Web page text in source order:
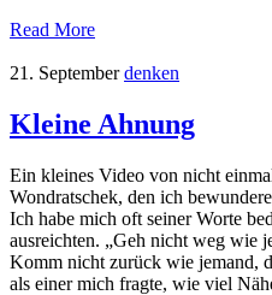
Read More
21. September denken
Kleine Ahnung
Ein kleines Video von nicht
Wondratschek, den ich
Ich habe mich oft seiner Worte
ausreichten. „Geh nicht weg wie
Komm nicht zurück wie jemand,
als einer mich fragte, wie viel